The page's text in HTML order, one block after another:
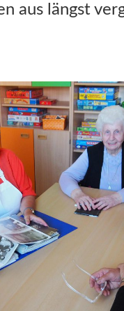
aus längst